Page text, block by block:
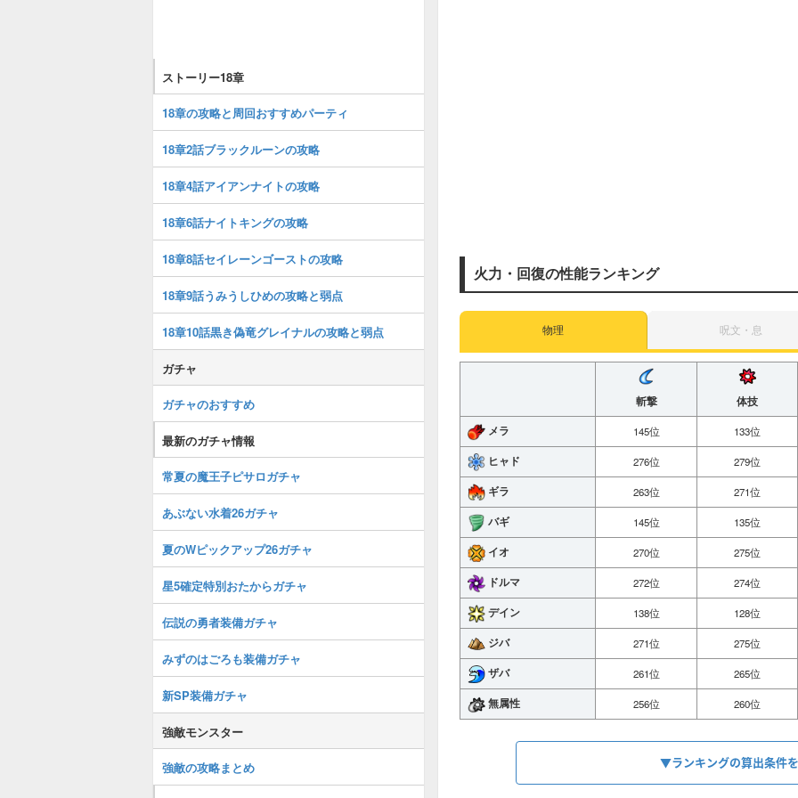
火力・回復の性能ランキング
物理 呪文・息
斬撃
体技
メラ
145位 133位
ヒャド 276位 279位
ギラ 263位 271位
バギ 145位 135位
イオ 270位 275位
ドルマ 272位 274位
デイン 138位 128位
ジバ 271位 275位
ザバ 261位 265位
無属性 256位 260位
▼ランキングの算出条件
ストーリー18章
18章の攻略と周回おすすめパーティ
18章2話ブラックルーンの攻略
18章4話アイアンナイトの攻略
18章6話ナイトキングの攻略
18章8話セイレーンゴーストの攻略
18章9話うみうしひめの攻略と弱点
18章10話黒き偽竜グレイナルの攻略と弱点
ガチャ
ガチャのおすすめ
最新のガチャ情報
常夏の魔王子ピサロガチャ
あぶない水着26ガチャ
夏のWピックアップ26ガチャ
星5確定特別おたからガチャ
伝説の勇者装備ガチャ
みずのはごろも装備ガチャ
新SP装備ガチャ
強敵モンスター
強敵の攻略まとめ